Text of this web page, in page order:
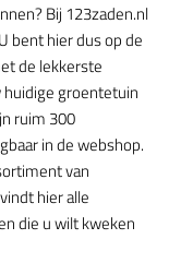
Bij 123zaden.nl
bent hier dus op de
de lekkerste
groentetuin
ruim 300
in de webshop.
van
hier alle
die u wilt kweken